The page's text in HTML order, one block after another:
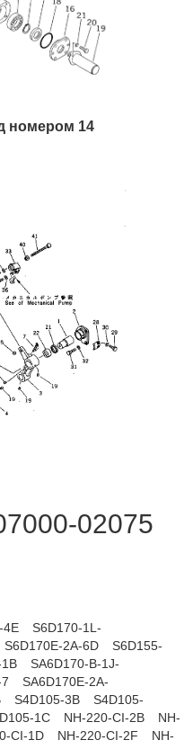
номером 14
02075
4E
S6D170-1L-
S6D170E-2A-6D
S6D155-
SA6D170-B-1J-
SA6D170E-2A-
S4D105-3B
S4D105-
1C NH-220-CI-2B
NH-
CI-1D NH-220-CI-2F
NH-